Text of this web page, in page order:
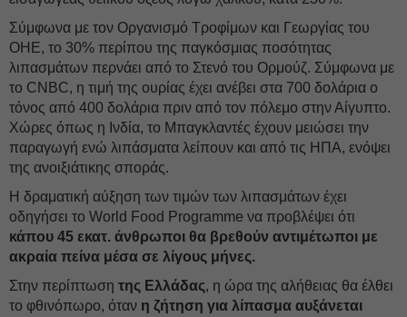
Σύμφωνα με τον Οργανισμό Τροφίμων και Γεωργίας του
ΟΗΕ, το 30% περίπου της παγκόσμιας ποσότητας
λιπασμάτων περνάει από το Στενό του Ορμούζ. Σύμφωνα με
το CNBC, η τιμή της ουρίας έχει ανέβει στα 700 δολάρια ο
τόνος από 400 δολάρια πριν από τον πόλεμο στην Αίγυπτο.
Χώρες όπως η Ινδία, το Μπαγκλαντές έχουν μειώσει την
παραγωγή ενώ λιπάσματα λείπουν και από τις ΗΠΑ, ενόψει
της ανοιξιάτικης σποράς.
Η δραματική αύξηση των τιμών των λιπασμάτων έχει
οδηγήσει το World Food Programme να προβλέψει ότι
κάπου 45 εκατ. άνθρωποι θα βρεθούν αντιμέτωποι με
ακραία πείνα μέσα σε λίγους μήνες.
Στην περίπτωση της Ελλάδας, η ώρα της αλήθειας θα έλθει
το φθινόπωρο, όταν η ζήτηση για λίπασμα αυξάνεται